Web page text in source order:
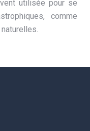
utilisée pour se
comme